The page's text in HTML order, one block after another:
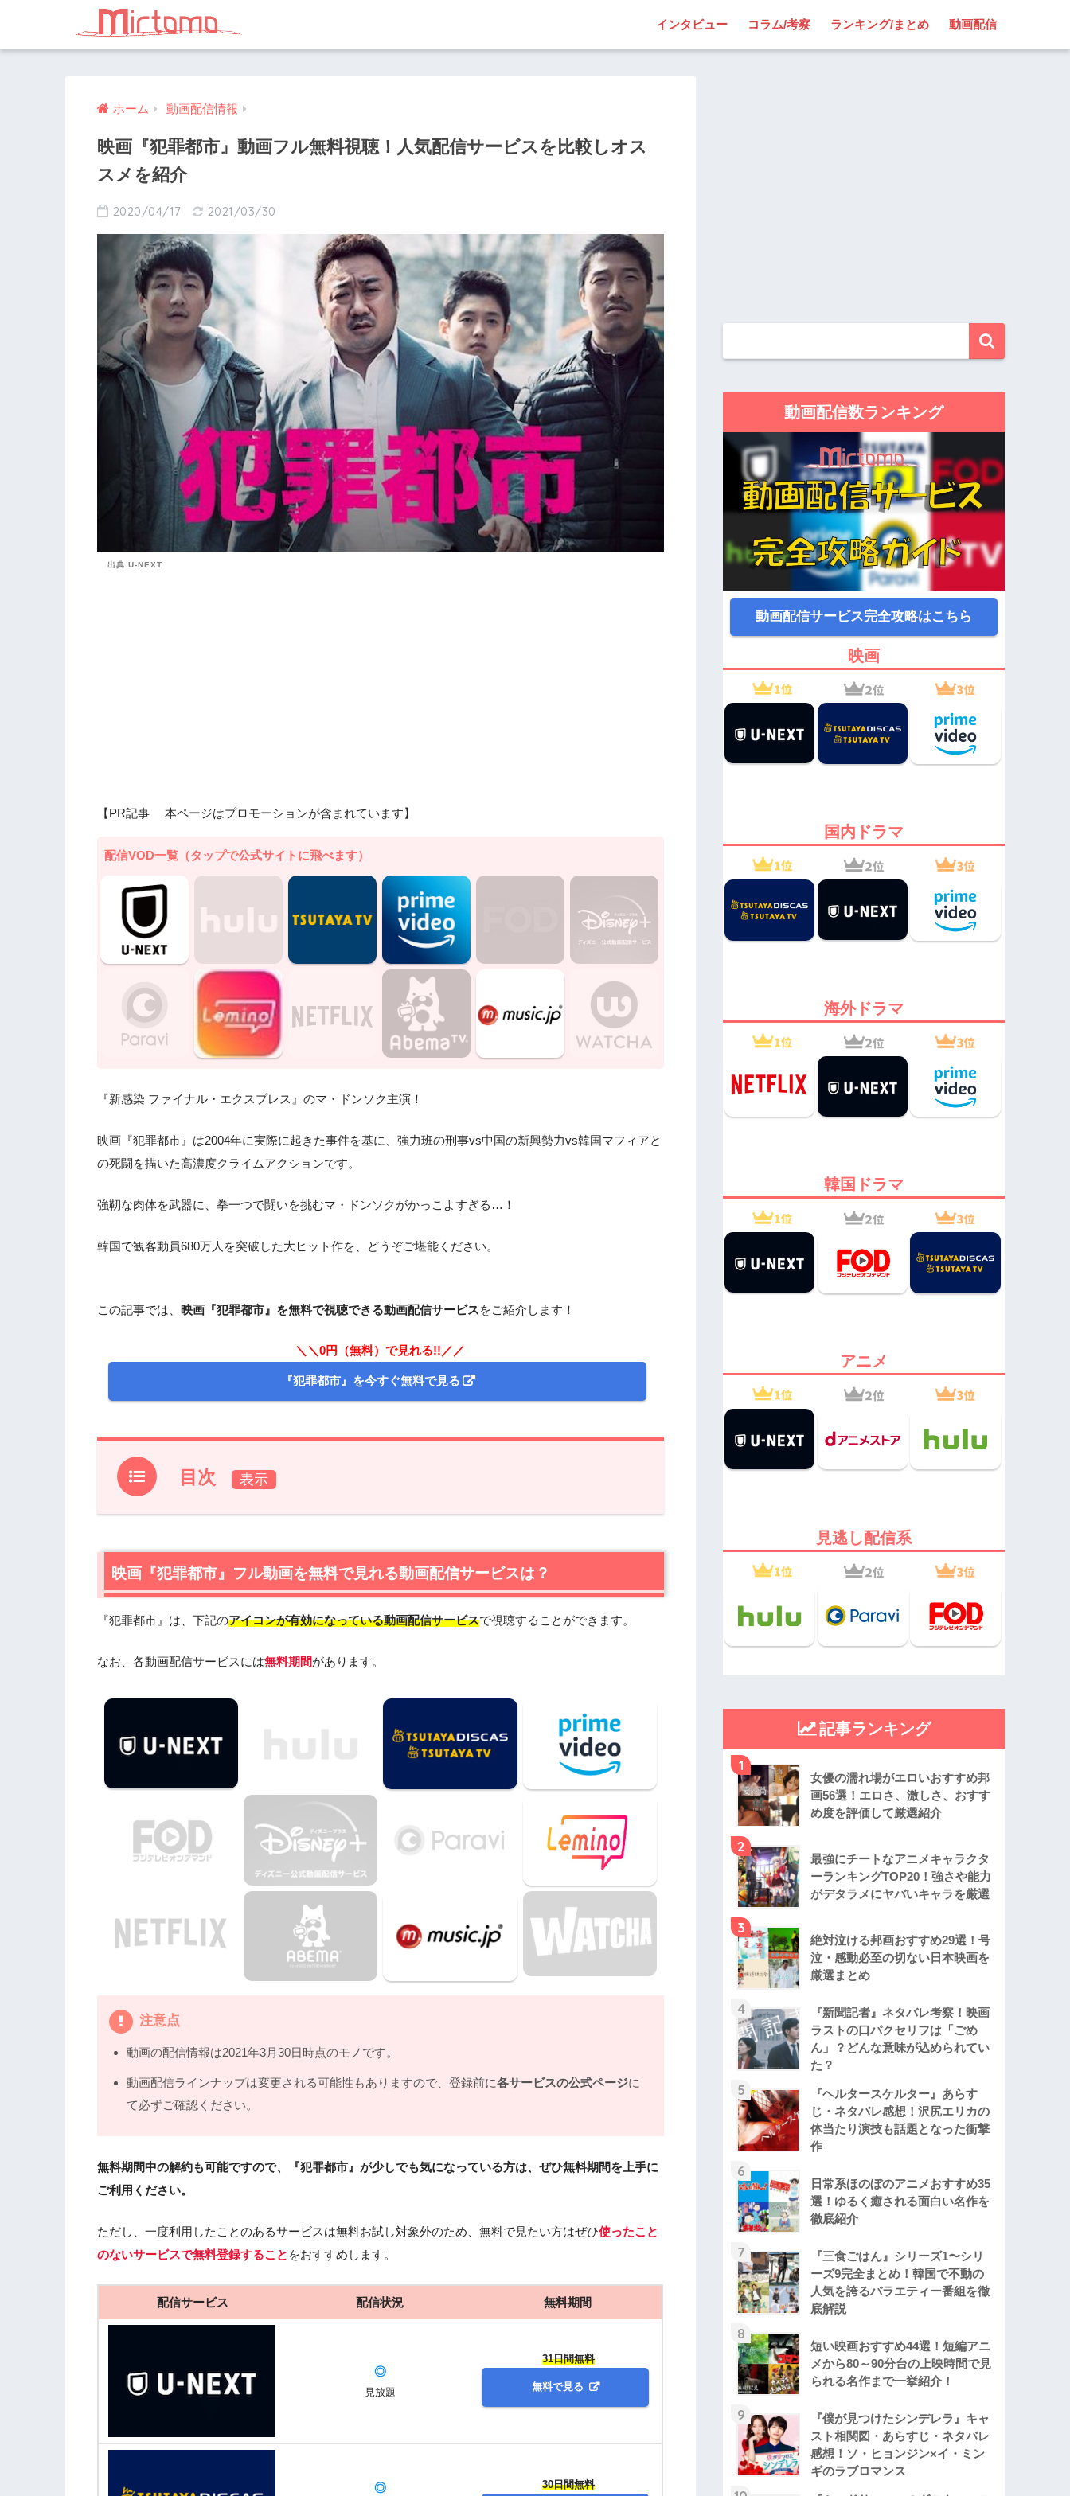
インタビュー コラム/考察 ランキング/まとめ 動画配信
ホーム 動画配信情報
映画『犯罪都市』動画フル無料視聴！人気配信サービスを比較しオス
スメを紹介
2020/04/17 2021/03/30
出典:U-NEXT
【PR記事 本ページはプロモーションが含まれています】
配信VOD一覧（タップで公式サイトに飛べます）
『新感染 ファイナル・エクスプレス』のマ・ドンソク主演！
映画『犯罪都市』は2004年に実際に起きた事件を基に、強力班の刑事vs中国の新興勢力vs韓国マフィアと
の死闘を描いた高濃度クライムアクションです。
強靭な肉体を武器に、拳一つで闘いを挑むマ・ドンソクがかっこよすぎる…！
韓国で観客動員680万人を突破した大ヒット作を、どうぞご堪能ください。
この記事では、 映画『犯罪都市』を無料で視聴できる動画配信サービスをご紹介します！
＼＼0円（無料）で見れる!!／／
『犯罪都市』を今すぐ無料で見る
目次
1.映画『犯罪都市』フル動画を無料で見れる動画配信サービスは？
2.『犯罪都市』作品情報
2.1 『犯罪都市』あらすじ
2.3『犯罪都市』制作スタッフ
3.『犯罪都市』を見たい人におすすめの関連作品
映画『犯罪都市』の動画はDailymotionやPandoraではなく、配信サービスで安全に見よう
映画『犯罪都市』フル動画を無料で見れる動画配信サービスは？
『犯罪都市』は、下記のアイコンが有効になっている動画配信サービスで視聴することができます。
なお、各動画配信サービスには無料期間があります。
注意点
動画の配信情報は2021年3月30日時点のモノです。
動画配信ラインナップは変更される可能性もありますので、登録前に各サービスの公式ページに
て必ずご確認ください。
無料期間中の解約も可能ですので、『犯罪都市』が少しでも気になっている方は、ぜひ無料期間を上手に
ご利用ください。
ただし、一度利用したことのあるサービスは無料お試し対象外のため、無料で見たい方はぜひ使ったこと
のないサービスで無料登録すること をおすすめします。
配信サービス 配信状況 無料期間
◎
見放題
31日間無料
無料で見る
◎ 30日間無料
動画配信数ランキング
動画配信サービス完全攻略はこちら
映画
国内ドラマ
海外ドラマ
韓国ドラマ
アニメ
見逃し配信系
記事ランキング
1
女優の濡れ場がエロいおすすめ邦
画56選！エロさ、激しさ、おすす
め度を評価して厳選紹介
2
最強にチートなアニメキャラクタ
ーランキングTOP20！強さや能力
がデタラメにヤバいキャラを厳選
3
絶対泣ける邦画おすすめ29選！号
泣・感動必至の切ない日本映画を
厳選まとめ
4
『新聞記者』ネタバレ考察！映画
ラストの口パクセリフは「ごめ
ん」？どんな意味が込められてい
た？
5
『ヘルタースケルター』あらす
じ・ネタバレ感想！沢尻エリカの
体当たり演技も話題となった衝撃
作
6
日常系ほのぼのアニメおすすめ35
選！ゆるく癒される面白い名作を
徹底紹介
7
『三食ごはん』シリーズ1〜シリ
ーズ9完全まとめ！韓国で不動の
人気を誇るバラエティー番組を徹
底解説
8
短い映画おすすめ44選！短編アニ
メから80～90分台の上映時間で見
られる名作まで一挙紹介！
9
『僕が見つけたシンデレラ』キャ
スト相関図・あらすじ・ネタバレ
感想！ソ・ヒョンジン×イ・ミン
ギのラブロマンス